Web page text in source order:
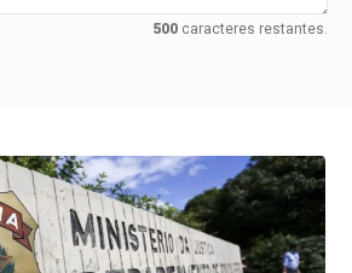
500caracteres restantes.